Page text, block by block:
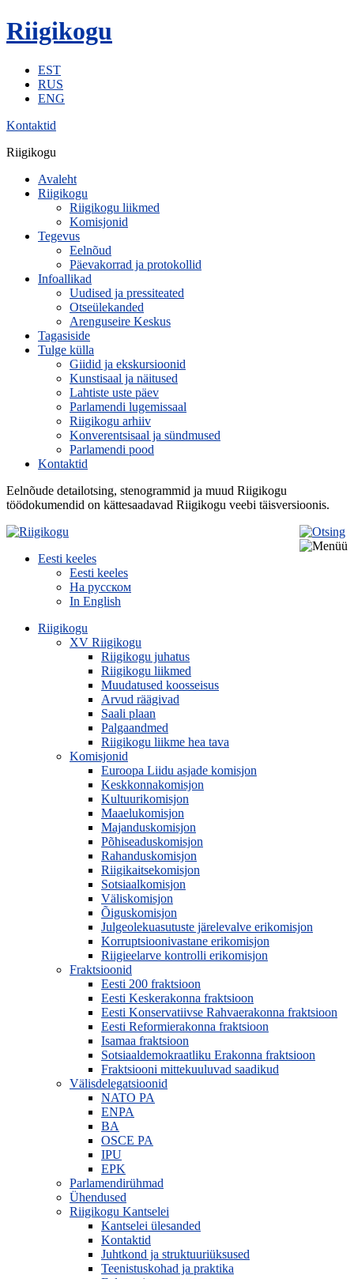
Riigikogu
EST
RUS
ENG
Kontaktid
Riigikogu
Avaleht
Riigikogu
Riigikogu liikmed
Komisjonid
Tegevus
Eelnõud
Päevakorrad ja protokollid
Infoallikad
Uudised ja pressiteated
Otseülekanded
Arenguseire Keskus
Tagasiside
Tulge külla
Giidid ja ekskursioonid
Kunstisaal ja näitused
Lahtiste uste päev
Parlamendi lugemissaal
Riigikogu arhiiv
Konverentsisaal ja sündmused
Parlamendi pood
Kontaktid
Eelnõude detailotsing, stenogrammid ja muud Riigikogu
töödokumendid on kättesaadavad Riigikogu veebi täisversioonis.
Eesti keeles
Eesti keeles
На русском
In English
Riigikogu
XV Riigikogu
Riigikogu juhatus
Riigikogu liikmed
Muudatused koosseisus
Arvud räägivad
Saali plaan
Palgaandmed
Riigikogu liikme hea tava
Komisjonid
Euroopa Liidu asjade komisjon
Keskkonnakomisjon
Kultuurikomisjon
Maaelukomisjon
Majanduskomisjon
Põhiseaduskomisjon
Rahanduskomisjon
Riigikaitsekomisjon
Sotsiaalkomisjon
Väliskomisjon
Õiguskomisjon
Julgeolekuasutuste järelevalve erikomisjon
Korruptsioonivastane erikomisjon
Riigieelarve kontrolli erikomisjon
Fraktsioonid
Eesti 200 fraktsioon
Eesti Keskerakonna fraktsioon
Eesti Konservatiivse Rahvaerakonna fraktsioon
Eesti Reformierakonna fraktsioon
Isamaa fraktsioon
Sotsiaaldemokraatliku Erakonna fraktsioon
Fraktsiooni mittekuuluvad saadikud
Välisdelegatsioonid
NATO PA
ENPA
BA
OSCE PA
IPU
EPK
Parlamendirühmad
Ühendused
Riigikogu Kantselei
Kantselei ülesanded
Kontaktid
Juhtkond ja struktuuriüksused
Teenistuskohad ja praktika